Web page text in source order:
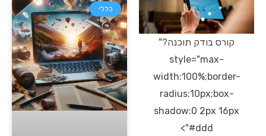
קורס בודק תוכנה?"
style="max-
width:100%;border-
radius:10px;box-
shadow:0 2px 16px
#ddd">
כללי